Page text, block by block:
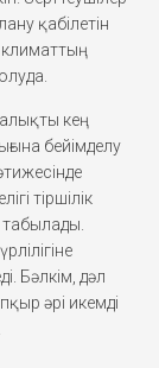
қабілетін
кең
бейімделу
тіршілік
табылады.
Бәлкім, дәл
әрі икемді